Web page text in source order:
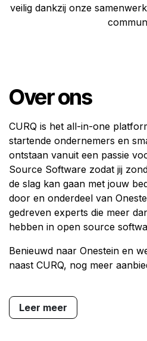
veilig dankzij onze
Over ons
CURQ is het all-in-one
startende ondernemers en
ontstaan vanuit een passie
Source Software zodat jij
de slag kan gaan met jouw
door en onderdeel van
gedreven experts die meer
hebben in open source
Benieuwd naar Onestein en
naast CURQ, nog meer
Leer meer